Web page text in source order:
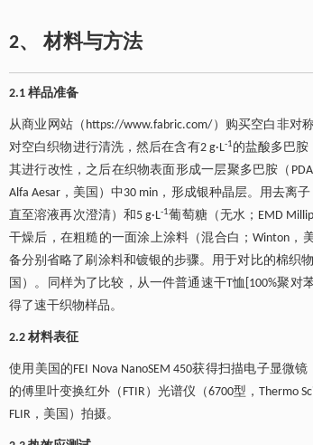
2、 材料与方法
2.1 样品准备
从商业网站（https://www.fabric.com/）购买空白非对
对空白织物进行清洗，然后在含有2 g·L-1的盐酸多巴胺
其进行改性，之后在织物表面形成一层聚多巴胺（
Alfa Aesar，美国）中30 min，形成银种晶层。用去离
直至溶液再次澄清）和5 g·L-1葡萄糖（无水；EMD
干燥后，在粗糙的一面涂上涂料（混合白；Winton，
备分别省略了刷涂料和镀银的步骤。用于对比的棉织
国）。同样为了比较，从一件普通速干T恤[100%聚对
得了速干织物样品。
2.2 材料表征
使用美国的FEI Nova NanoSEM 450获得扫描电子显微
的傅里叶变换红外（FTIR）光谱仪（6700型，Thermo
FLIR，美国）拍摄。